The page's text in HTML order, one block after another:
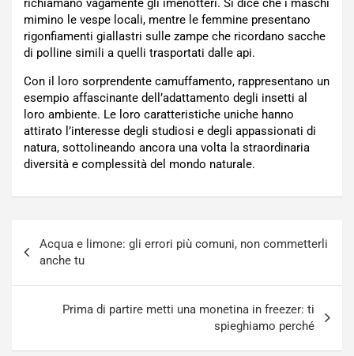
richiamano vagamente gli imenotteri. Si dice che i maschi
mimino le vespe locali, mentre le femmine presentano
rigonfiamenti giallastri sulle zampe che ricordano sacche
di polline simili a quelli trasportati dalle api.
Con il loro sorprendente camuffamento, rappresentano un
esempio affascinante dell’adattamento degli insetti al
loro ambiente. Le loro caratteristiche uniche hanno
attirato l’interesse degli studiosi e degli appassionati di
natura, sottolineando ancora una volta la straordinaria
diversità e complessità del mondo naturale.
articoli
Acqua e limone: gli errori più comuni, non commetterli
anche tu
Prima di partire metti una monetina in freezer: ti
spieghiamo perché